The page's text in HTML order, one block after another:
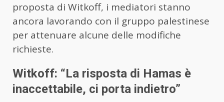
proposta di Witkoff, i mediatori stanno
ancora lavorando con il gruppo palestinese
per attenuare alcune delle modifiche
richieste.
Witkoff: “La risposta di Hamas è
inaccettabile, ci porta indietro”